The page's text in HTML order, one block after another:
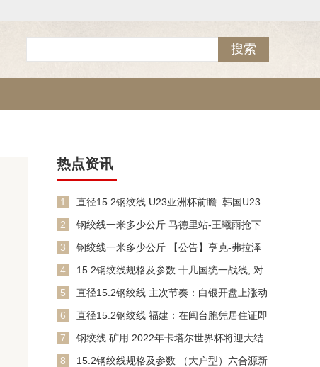
热点资讯
1
直径15.2钢绞线 U23亚洲杯前瞻: 韩国U23
2
钢绞线一米多少公斤 马德里站-王曦雨抢下
3
钢绞线一米多少公斤 【公告】亨克-弗拉泽
4
15.2钢绞线规格及参数 十几国统一战线, 对
5
直径15.2钢绞线 主次节奏：白银开盘上涨动
6
直径15.2钢绞线 福建：在闽台胞凭居住证即
7
钢绞线 矿用 2022年卡塔尔世界杯将迎大结
8
15.2钢绞线规格及参数 （大户型）六合源新